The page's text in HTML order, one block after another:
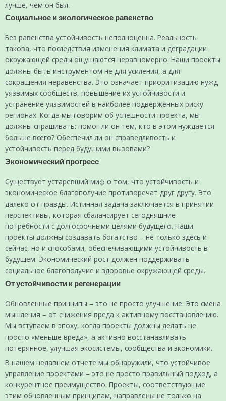
лучше, чем он был.
Социальное и экологическое равенство
Без равенства устойчивость неполноценна. Реальность
такова, что последствия изменения климата и деградации
окружающей среды ощущаются неравномерно. Наши проекты
должны быть инструментом не для усиления, а для
сокращения неравенства. Это означает приоритизацию нужд
уязвимых сообществ, повышение их устойчивости и
устранение уязвимостей в наиболее подверженных риску
регионах. Когда мы говорим об успешности проекта, мы
должны спрашивать: помог ли он тем, кто в этом нуждается
больше всего? Обеспечил ли он справедливость и
устойчивость перед будущими вызовами?
Экономический прогресс
Существует устаревший миф о том, что устойчивость и
экономическое благополучие противоречат друг другу. Это
далеко от правды. Истинная задача заключается в принятии
перспективы, которая сбалансирует сегодняшние
потребности с долгосрочными целями будущего. Наши
проекты должны создавать богатство – не только здесь и
сейчас, но и способами, обеспечивающими устойчивость в
будущем. Экономический рост должен поддерживать
социальное благополучие и здоровье окружающей среды.
От устойчивости к регенерации
Обновленные принципы – это не просто улучшение. Это смена
мышления – от снижения вреда к активному восстановлению.
Мы вступаем в эпоху, когда проекты должны делать не
просто «меньше вреда», а активно восстанавливать
потерянное, улучшая экосистемы, сообщества и экономики.
В нашем недавнем отчете мы обнаружили, что устойчивое
управление проектами – это не просто правильный подход, а
конкурентное преимущество. Проекты, соответствующие
этим обновленным принципам, направлены не только на